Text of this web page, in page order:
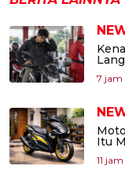
7 jam
Itu
11 jam